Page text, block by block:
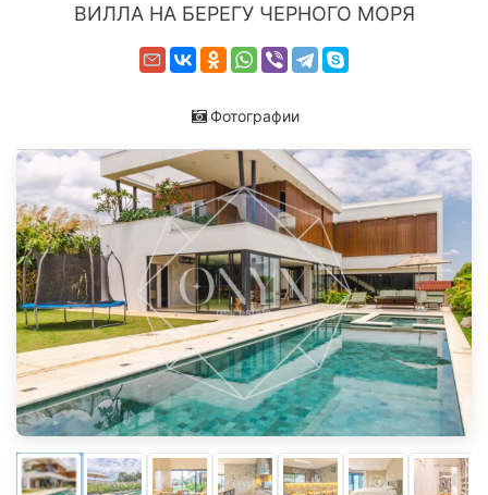
ВИЛЛА НА БЕРЕГУ ЧЕРНОГО МОРЯ
Фотографии